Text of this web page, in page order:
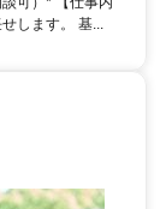
します。 基...